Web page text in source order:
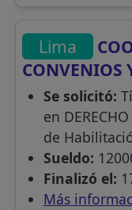
Lima
CONVENIOS
Se solicitó:
en
de
Sueldo:
Finalizó el:
Más